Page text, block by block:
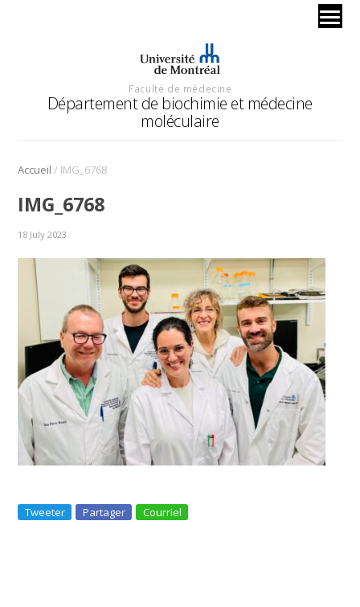
Faculté de médecine
Département de biochimie et médecine
moléculaire
Accueil / IMG_6768
IMG_6768
18 July 2023
Tweeter Partager Courriel